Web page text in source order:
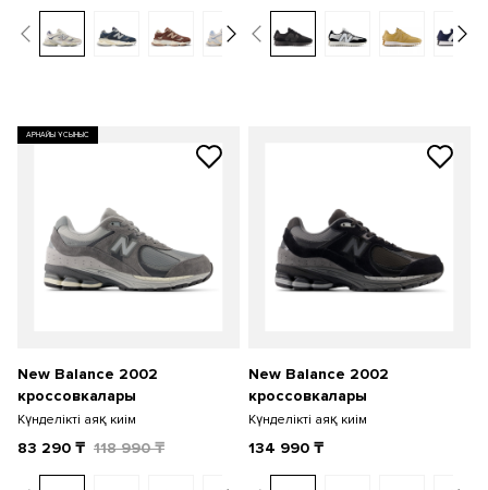
АРНАЙЫ ҰСЫНЫС
New Balance 2002
кроссовкалары
Күнделікті аяқ киім
83 290 ₸ 118 990₸
New Balance 2002
кроссовкалары
Күнделікті аяқ киім
134 990 ₸